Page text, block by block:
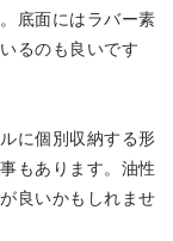
底面にはラバー素
るのも良いです
に個別収納する形
もあります。油性
良いかもしれませ